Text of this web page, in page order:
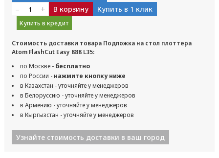
– + В корзину Купить в 1 клик
Купить в кредит
Стоимость доставки товара Подложка на стол плоттера
Atom FlashCut Easy 888 L35:
по Москве - бесплатно
по России - нажмите кнопку ниже
в Казахстан - уточняйте у менеджеров
в Белоруссию - уточняйте у менеджеров
в Армению - уточняйте у менеджеров
в Кыргызстан - уточняйте у менеджеров
Узнайте стоимость доставки в ваш город